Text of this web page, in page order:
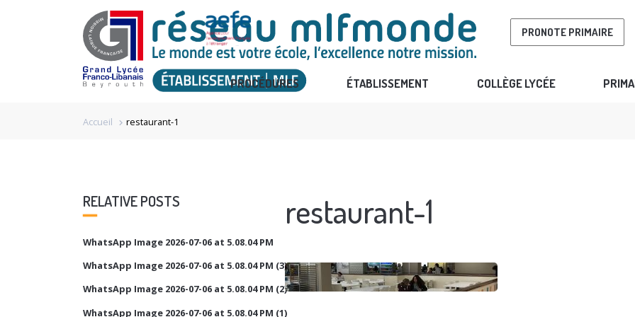
PRONOTE PRIMAIRE
PROCÉDURES ÉTABLISSEMENT COLLÈGE LYCÉE
Accueil chevron_right restaurant-1
RELATIVE POSTS
WhatsApp Image 2026-07-06 at 5.08.04 PM
WhatsApp Image 2026-07-06 at 5.08.04 PM (3)
WhatsApp Image 2026-07-06 at 5.08.04 PM (2)
WhatsApp Image 2026-07-06 at 5.08.04 PM (1)
restaurant-1